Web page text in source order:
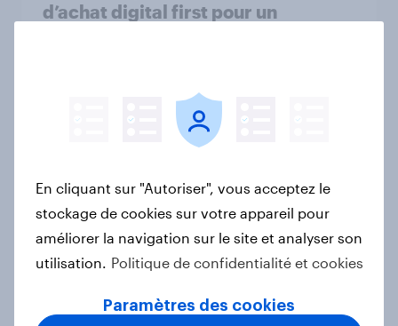
d’achat digital first pour un
2026
Rapport
Que pense la Suisse de l’«initiative
pour la durabilité» et de la
En cliquant sur "Autoriser", vous acceptez le
stockage de cookies sur votre appareil pour
améliorer la navigation sur le site et analyser son
utilisation. Politique de confidentialité et cookies
Paramètres des cookies